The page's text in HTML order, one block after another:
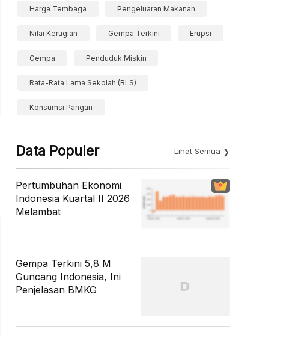
Harga Tembaga Pengeluaran Makanan
Nilai Kerugian Gempa Terkini Erupsi
Gempa Penduduk Miskin
Rata-Rata Lama Sekolah (RLS)
Konsumsi Pangan
Data Populer Lihat Semua
Pertumbuhan Ekonomi
Indonesia Kuartal II 2026
Melambat
Gempa Terkini 5,8 M
Guncang Indonesia, Ini
Penjelasan BMKG